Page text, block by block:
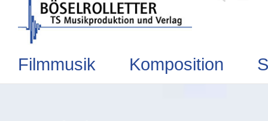
Filmmusik Komposition